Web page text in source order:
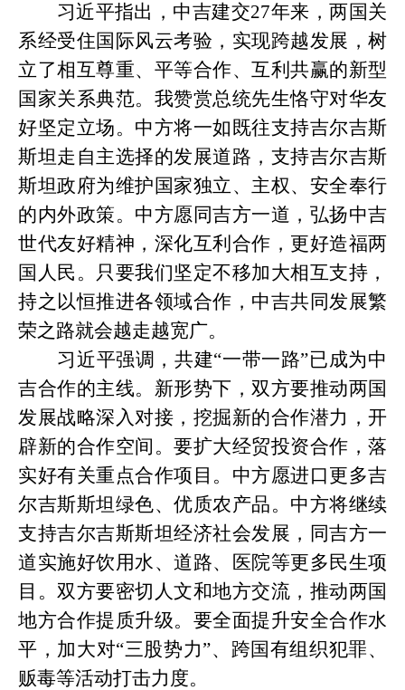
习近平指出，中吉建交27年来，两国关
系经受住国际风云考验，实现跨越发展，树
立了相互尊重、平等合作、互利共赢的新型
国家关系典范。我赞赏总统先生恪守对华友
好坚定立场。中方将一如既往支持吉尔吉斯
斯坦走自主选择的发展道路，支持吉尔吉斯
斯坦政府为维护国家独立、主权、安全奉行
的内外政策。中方愿同吉方一道，弘扬中吉
世代友好精神，深化互利合作，更好造福两
国人民。只要我们坚定不移加大相互支持，
持之以恒推进各领域合作，中吉共同发展繁
荣之路就会越走越宽广。
习近平强调，共建“一带一路”已成为中
吉合作的主线。新形势下，双方要推动两国
发展战略深入对接，挖掘新的合作潜力，开
辟新的合作空间。要扩大经贸投资合作，落
实好有关重点合作项目。中方愿进口更多吉
尔吉斯斯坦绿色、优质农产品。中方将继续
支持吉尔吉斯斯坦经济社会发展，同吉方一
道实施好饮用水、道路、医院等更多民生项
目。双方要密切人文和地方交流，推动两国
地方合作提质升级。要全面提升安全合作水
平，加大对“三股势力”、跨国有组织犯罪、
贩毒等活动打击力度。